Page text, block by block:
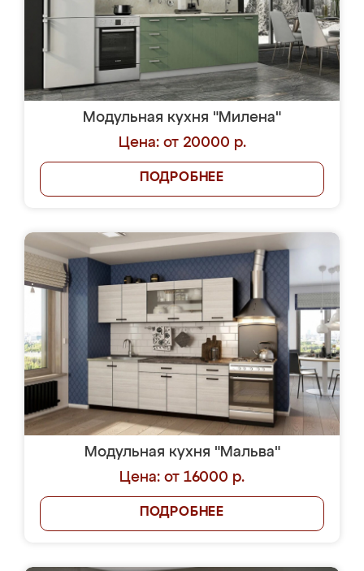
Модульная кухня "Милена"
Цена: от 20000 р.
ПОДРОБНЕЕ
Модульная кухня "Мальва"
Цена: от 16000 р.
ПОДРОБНЕЕ